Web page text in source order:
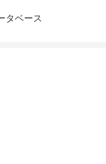
タベース